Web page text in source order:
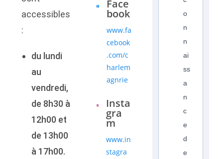
accessibles
:
du lundi
au
vendredi,
de 8h30 à
12h00 et
de 13h00
à 17h00.
Face
book
www.fa
cebook
.com/c
harlem
agnrie
Insta
gra
m
www.in
stagra
o
n
n
ai
ss
a
n
c
e
d
e